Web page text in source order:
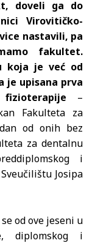
doveli ga do
Virovitičko-
nastavili, pa
fakultet.
koja je već od
je upisana prva
–
Fakulteta za
od onih bez
za dentalnu
i
Josipa
od ove jeseni u
diplomskog i